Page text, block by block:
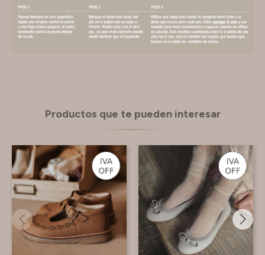
Productos que te pueden interesar